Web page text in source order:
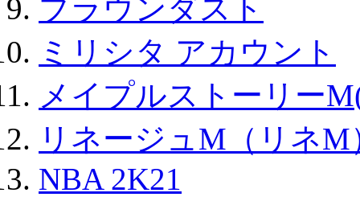
ブラウンダスト
ミリシタ アカウント
メイプルストーリー
リネージュM（リネM
NBA 2K21